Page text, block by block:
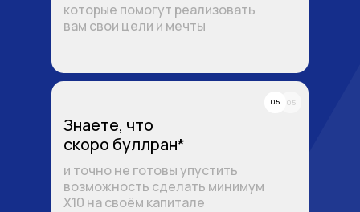
Знаете, что
скоро буллран*
и точно не готовы упустить
возможность сделать минимум
X10 на своём капитале
05
05
которые помогут реализовать
вам свои цели и мечты